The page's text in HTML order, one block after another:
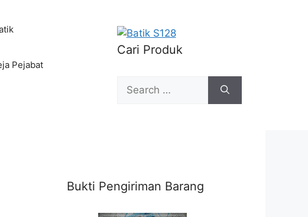
Pejabat
Cari Produk
Search
for:
Bukti Pengiriman Barang